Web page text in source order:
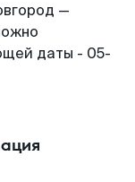
—
даты - 05-